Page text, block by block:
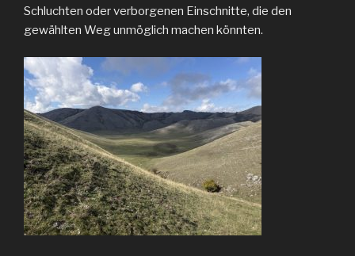
Schluchten oder verborgenen Einschnitte, die den
gewählten Weg unmöglich machen könnten.